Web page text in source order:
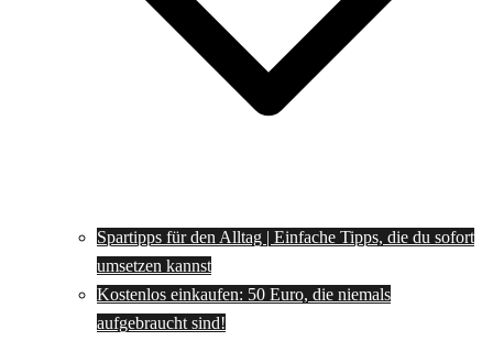
Spartipps für den Alltag | Einfache Tipps, die du sofort
umsetzen kannst
Kostenlos einkaufen: 50 Euro, die niemals
aufgebraucht sind!